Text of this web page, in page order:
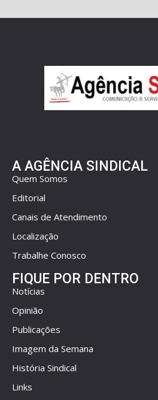
A AGÊNCIA SINDICAL
Quem Somos
Editorial
Canais de Atendimento
Localização
Trabalhe Conosco
FIQUE POR DENTRO
Notícias
Opinião
Publicações
Imagem da Semana
História Sindical
Links